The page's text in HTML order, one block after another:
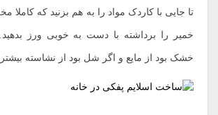
تا جایی با کاردک مواد را به هم بزنید که
خمیر را برداشته با دست به خوبی ورز
خشک بود از مایع و اگر شل بود از نشاسته